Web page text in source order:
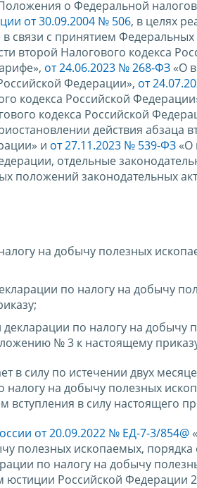
о Федеральной
от 30.09.2004 № 506, в целях
в связи с принятием
второй Налогового кодекса
от 24.06.2023 № 268-ФЗ «О
Федерации», от
кодекса Российской
кодекса Российской
действия абзаца
и от 27.11.2023 № 539-ФЗ «О
отдельные
положений законодательных
на добычу полезных
по налогу на добычу
по налогу на добычу
№ 3 к настоящему
в силу по истечении двух
на добычу полезных
в силу настоящего
от 20.09.2022 № ЕД-7-3/854@
полезных ископаемых, порядка
по налогу на добычу
Российской Федерации